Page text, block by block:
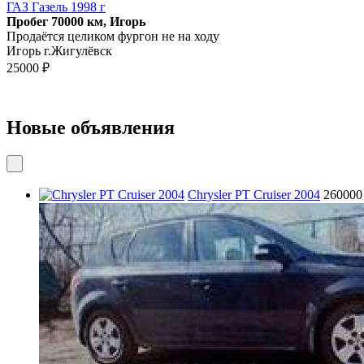
ГАЗ Газель 1998 г
Пробег 70000 км, Игорь
Продаётся целиком фургон не на ходу
Игорь г.Жигулёвск
25000 ₽
Новые объявления
Chrysler PT Cruiser 2004